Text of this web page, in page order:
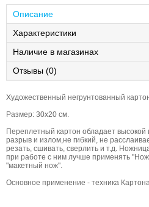
Описание
Характеристики
Наличие в магазинах
Отзывы (0)
Художественный негрунтованный
Размер: 30х20 см.
Переплетный картон обладает
разрыв и излом,не гибкий, не
резать, сшивать, сверлить и т.д.
при работе с ним лучше применять
"макетный нож".
Основное применение - техника